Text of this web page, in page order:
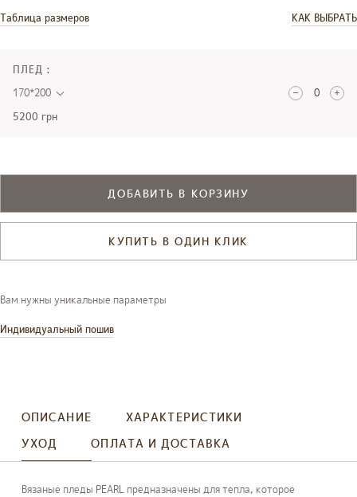
Таблица размеров КАК ВЫБРАТЬ
ПЛЕД :
170*200
5200 грн
ДОБАВИТЬ В КОРЗИНУ
КУПИТЬ В ОДИН КЛИК
Вам нужны уникальные параметры
Индивидуальный пошив
ОПИСАНИЕ
ХАРАКТЕРИСТИКИ
УХОД
ОПЛАТА И ДОСТАВКА
Вязаные пледы PEARL предназначены для тепла, которое